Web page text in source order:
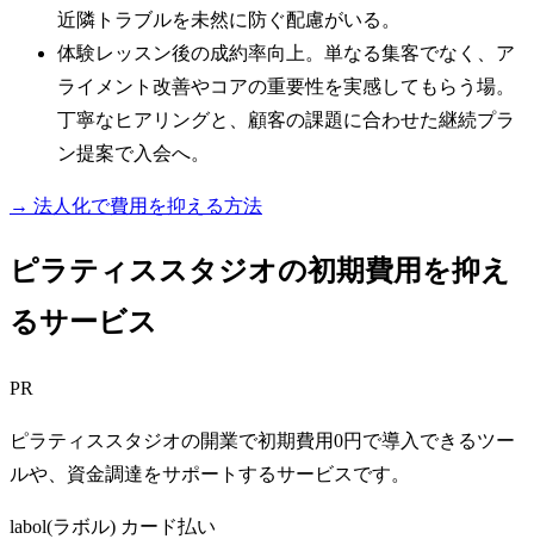
近隣トラブルを未然に防ぐ配慮がいる。
体験レッスン後の成約率向上。単なる集客でなく、ア
ライメント改善やコアの重要性を実感してもらう場。
丁寧なヒアリングと、顧客の課題に合わせた継続プラ
ン提案で入会へ。
→ 法人化で費用を抑える方法
ピラティススタジオの初期費用を抑え
るサービス
PR
ピラティススタジオの開業で初期費用0円で導入できるツー
ルや、資金調達をサポートするサービスです。
labol(ラボル) カード払い